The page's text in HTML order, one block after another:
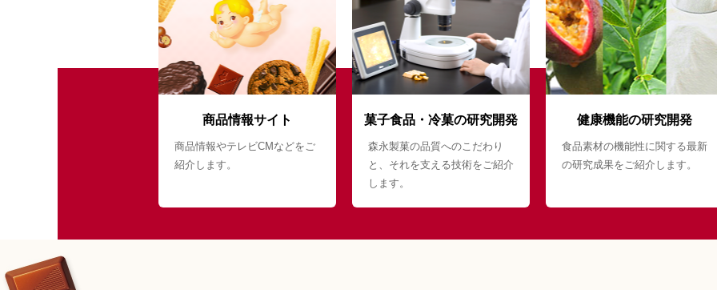
商品情報サイト
商品情報やテレビCMなどをご
紹介します。
菓子食品・冷菓の研究開発
森永製菓の品質へのこだわり
と、それを支える技術をご紹介
します。
健康機能の研究開発
食品素材の機能性に関する最新
の研究成果をご紹介します。